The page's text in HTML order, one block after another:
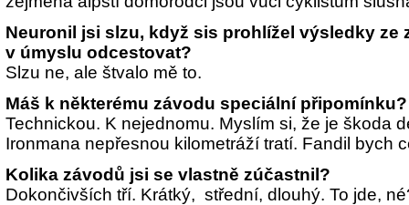
Neuronil jsi slzu, když sis prohlížel výsledky ze
v úmyslu odcestovat?
Slzu ne, ale štvalo mě to.
Máš k některému závodu speciální připomínku?
Technickou. K nejednomu. Myslím si, že je škoda
Ironmana nepřesnou kilometráží tratí. Fandil bych
Kolika závodů jsi se vlastně zúčastnil?
Dokončivších tří. Krátký, střední, dlouhý. To jde,